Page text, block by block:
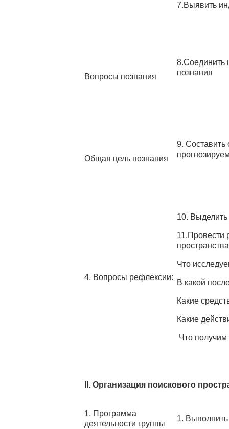
7.Выявить
Вопросы познания
8.Соединить
познания
Общая цель познания
9. Составить
4. Вопросы рефлексии:
10.
11.Провести
пространства
Что
В какой
Какие
Какие
Что получим
II. Организация поискового
1. Программа
деятельности группы
1.